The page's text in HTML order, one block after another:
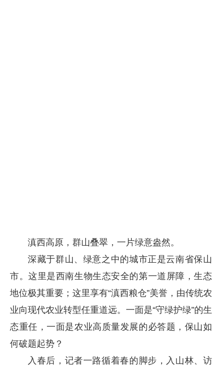
滇西高原，群山叠翠，一片绿意盎然。
深藏于群山、绿意之中的城市正是云南省保山
市。这里是西南生物生态安全的第一道屏障，生态
地位极其重要；这里享有“滇西粮仓”美誉，由传统农
业向现代农业转型任重道远。一面是“守绿护绿”的生
态重任，一面是农业高质量发展的必答题，保山如
何破题起势？
入春后，记者一路循着春的脚步，入山林、访